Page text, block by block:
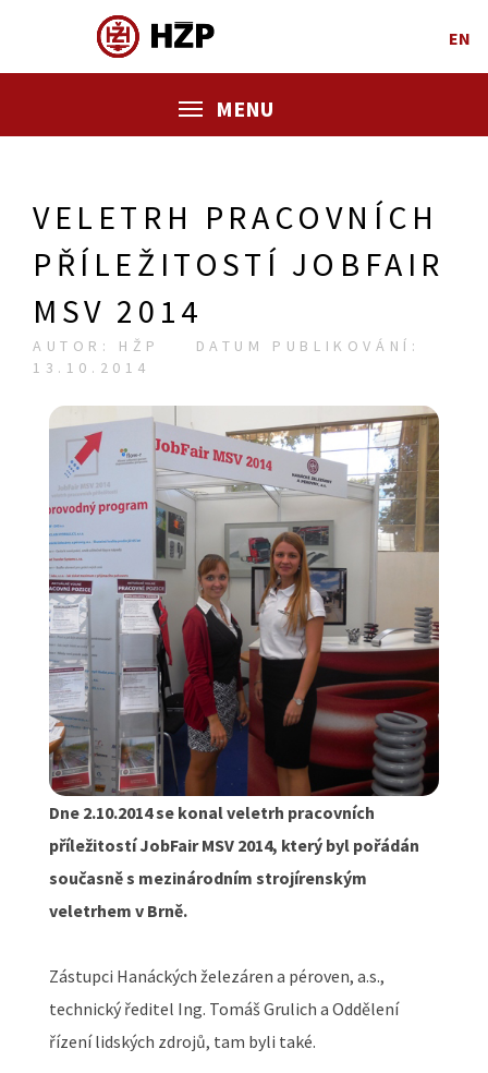
EN
MENU
VELETRH PRACOVNÍCH
PŘÍLEŽITOSTÍ JOBFAIR
MSV 2014
AUTOR: HŽP
DATUM PUBLIKOVÁNÍ:
13.10.2014
Dne 2.10.2014 se konal veletrh pracovních
příležitostí JobFair MSV 2014, který byl pořádán
současně s mezinárodním strojírenským
veletrhem v Brně.
Zástupci Hanáckých železáren a péroven, a.s.,
technický ředitel Ing. Tomáš Grulich a Oddělení
řízení lidských zdrojů, tam byli také.